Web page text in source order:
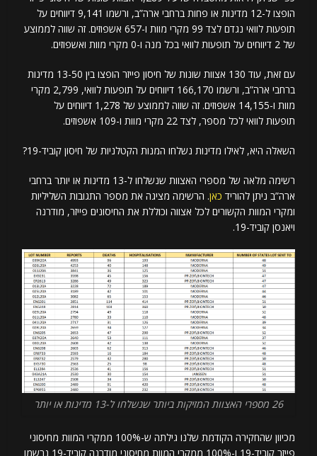
הופצו ל-12 מדינות או פחות ברחבי ארה”ב, ורשמו 9,141 דיווחים על
תופעות לוואי נגדם לצד 99 מקרי מוות ו-657 אשפוזים. זה שווה לממוצע
של 2 דיווחים על תופעות לוואי בכל מנה ו-0 מקרי מוות ואשפוזים.
עם זאת, עוד 130 אצוות שונות של חיסון פייזר הופצו בין 13-50 מדינות
ברחבי ארה”ב, ורשמו 166,170 דיווחים על תופעות לוואי, 2,799 מקרי
מוות ו-14,155 אשפוזים. זה שווה לממוצע של 1,278 דיווחים על
תופעות לוואי לכל מספר, לצד 22 מקרי מוות ו-109 אשפוזים.
השאלה היא, לאילו מדינות נשלחו המנות הקטלניות של חיסון קוביד-19?
רשימה מלאה של מספרי האצוות שנשלחו ל-13 מדינות או יותר ברחבי
ארה”ב ניתן להוריד כאן. הרשימה מציגה את מספר התגובות השליליות
ומקרי המוות הקשורים לכל אצווה וכוללת את החיסונים פייזר, מודרנה
ויאנסן קוביד-19.
26 מספרי האצוות המזיקות ביותר שנשלחו ל-13 מדינות או יותר
מכיוון שהחקירה הקודמת שלנו גילתה ש-100% ממקרי המוות מחיסוני
פייזר קוביד-19 ו-100% ממקרי המוות מחיסוני מודרנה קוביד-19 נרשמו